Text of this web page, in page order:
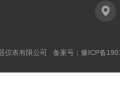
仪表有限公司 备案号： 豫ICP备